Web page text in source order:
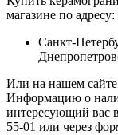
магазине по адресу:
Санкт-
Или на нашем сайте
Информацию о
интересующий вас
55-01 или через